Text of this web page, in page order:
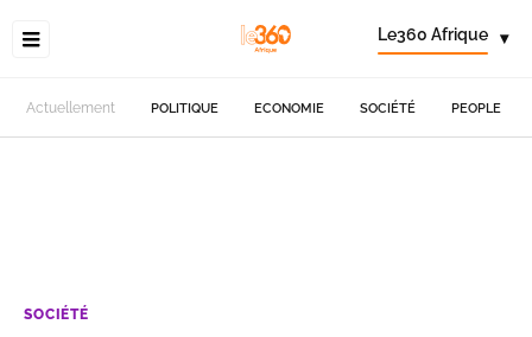
Le360 Afrique ▾
Actuellement POLITIQUE ECONOMIE SOCIÉTÉ PEOPLE
SOCIÉTÉ